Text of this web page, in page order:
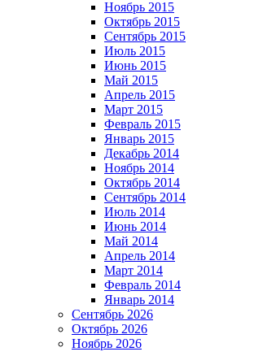
Ноябрь 2015
Октябрь 2015
Сентябрь 2015
Июль 2015
Июнь 2015
Май 2015
Апрель 2015
Март 2015
Февраль 2015
Январь 2015
Декабрь 2014
Ноябрь 2014
Октябрь 2014
Сентябрь 2014
Июль 2014
Июнь 2014
Май 2014
Апрель 2014
Март 2014
Февраль 2014
Январь 2014
Сентябрь 2026
Октябрь 2026
Ноябрь 2026